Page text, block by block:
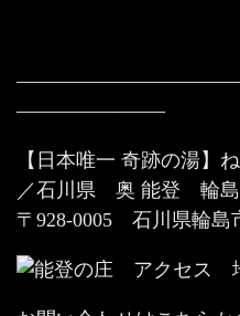
———————–
【日本唯一 奇跡の湯】
／石川県 奥 能登 輪島
〒928-0005 石川県輪島